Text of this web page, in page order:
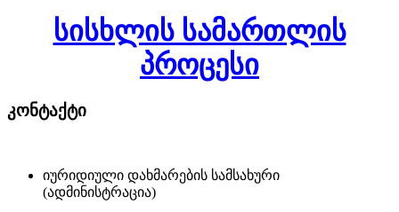
სისხლის სამართლის
პროცესი
კონტაქტი
იურიდიული დახმარების სამსახური
(ადმინისტრაცია)